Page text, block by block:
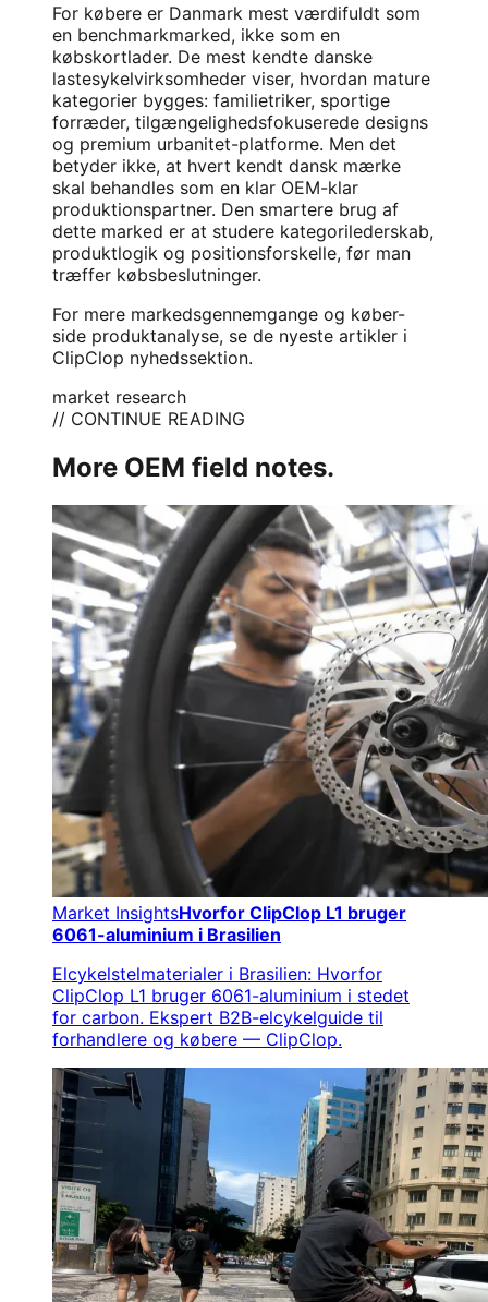
For købere er Danmark mest værdifuldt som
en benchmarkmarked, ikke som en
købskortlader. De mest kendte danske
lastesykelvirksomheder viser, hvordan mature
kategorier bygges: familietriker, sportige
forræder, tilgængelighedsfokuserede designs
og premium urbanitet-platforme. Men det
betyder ikke, at hvert kendt dansk mærke
skal behandles som en klar OEM-klar
produktionspartner. Den smartere brug af
dette marked er at studere kategorilederskab,
produktlogik og positionsforskelle, før man
træffer købsbeslutninger.
For mere markedsgennemgange og køber-
side produktanalyse, se de nyeste artikler i
ClipClop nyhedssektion.
market research
// CONTINUE READING
More OEM field notes.
Market InsightsHvorfor ClipClop L1 bruger
6061-aluminium i Brasilien
Elcykelstelmaterialer i Brasilien: Hvorfor
ClipClop L1 bruger 6061-aluminium i stedet
for carbon. Ekspert B2B-elcykelguide til
forhandlere og købere — ClipClop.